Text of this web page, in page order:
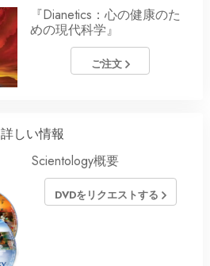
『Dianetics：心の健康のた
めの現代科学』
ご注文
詳しい情報
Scientology概要
DVDをリクエストする